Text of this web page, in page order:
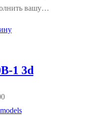
вашу…
1 3d